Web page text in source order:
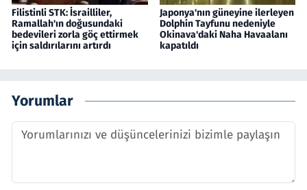
Filistinli STK: İsrailliler,
Ramallah'ın doğusundaki
bedevileri zorla göç ettirmek
için saldırılarını artırdı
Japonya'nın güneyine ilerleyen
Dolphin Tayfunu nedeniyle
Okinava'daki Naha Havaalanı
kapatıldı
Yorumlar